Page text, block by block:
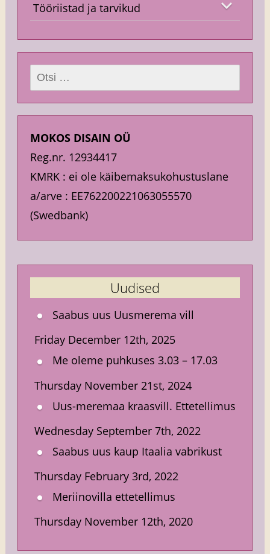
Tööriistad ja tarvikud
Otsi:
MOKOS DISAIN OÜ
Reg.nr. 12934417
KMRK : ei ole käibemaksukohustuslane
a/arve : EE762200221063055570
(Swedbank)
Uudised
Saabus uus Uusmerema vill
Friday December 12th, 2025
Me oleme puhkuses 3.03 – 17.03
Thursday November 21st, 2024
Uus-meremaa kraasvill. Ettetellimus
Wednesday September 7th, 2022
Saabus uus kaup Itaalia vabrikust
Thursday February 3rd, 2022
Meriinovilla ettetellimus
Thursday November 12th, 2020